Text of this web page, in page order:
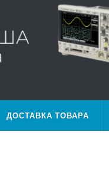
ДОСТАВКА ТОВАРА